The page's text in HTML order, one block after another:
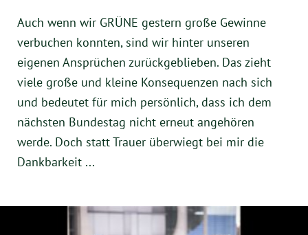
Auch wenn wir GRÜNE gestern große Gewinne
verbuchen konnten, sind wir hinter unseren
eigenen Ansprüchen zurückgeblieben. Das zieht
viele große und kleine Konsequenzen nach sich
und bedeutet für mich persönlich, dass ich dem
nächsten Bundestag nicht erneut angehören
werde. Doch statt Trauer überwiegt bei mir die
Dankbarkeit ...